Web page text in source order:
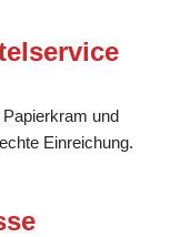
und
Einreichung.